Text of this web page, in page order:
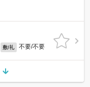
敷/礼 不要/不要